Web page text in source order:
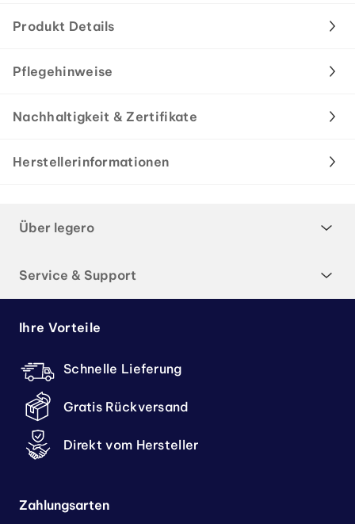
Produkt Details
Pflegehinweise
Nachhaltigkeit & Zertifikate
Herstellerinformationen
Über legero
Service & Support
Ihre Vorteile
Schnelle Lieferung
Gratis Rückversand
Direkt vom Hersteller
Zahlungsarten